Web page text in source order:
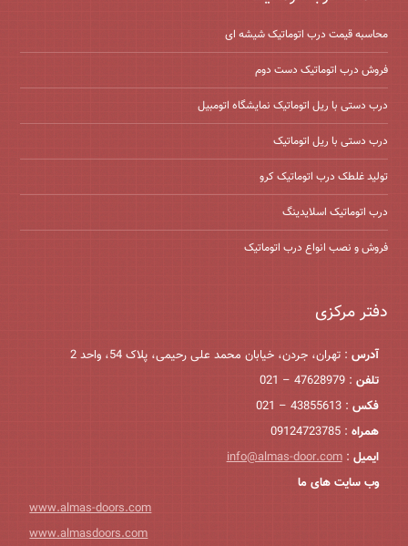
محاسبه قیمت درب اتوماتیک شیشه ‌ای
فروش درب اتوماتیک دست دوم
درب دستی با ریل اتوماتیک نمایشگاه اتومبیل
درب دستی با ریل اتوماتیک
تولید غلطک درب اتوماتیک کرو
درب اتوماتیک اسلایدینگ
فروش و نصب انواع درب اتوماتیک
دفتر مرکزی
آدرس : تهران، جردن، خیابان محمد علی رحیمی، پلاک 54، واحد 2
تلفن : 47628979 – 021
فکس : 43855613 – 021
همراه : 09124723785
ایمیل :
info@almas-door.com
وب سایت های ما
www.almas-doors.com
www.almasdoors.com